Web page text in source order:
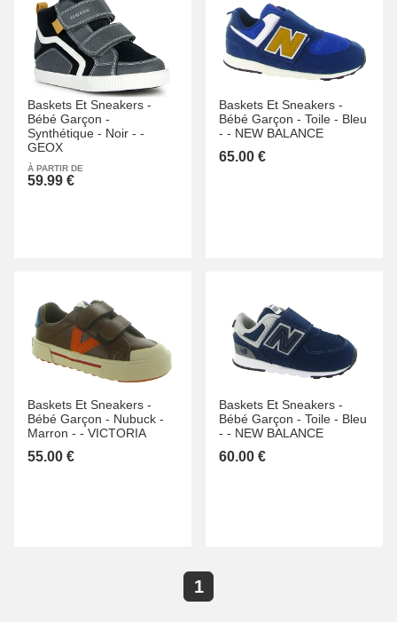
Baskets Et Sneakers -
Bébé Garçon -
Synthétique - Noir - -
GEOX
À PARTIR DE
59.99 €
Baskets Et Sneakers -
Bébé Garçon - Toile - Bleu
- - NEW BALANCE
65.00 €
Baskets Et Sneakers -
Bébé Garçon - Nubuck -
Marron - - VICTORIA
55.00 €
Baskets Et Sneakers -
Bébé Garçon - Toile - Bleu
- - NEW BALANCE
60.00 €
1